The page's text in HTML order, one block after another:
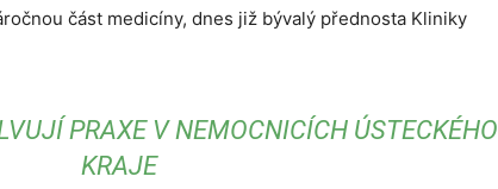
část medicíny, dnes již bývalý přednosta Kliniky
PRAXE V NEMOCNICÍCH ÚSTECKÉHO
KRAJE